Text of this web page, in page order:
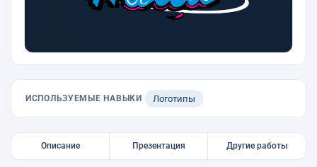
ИСПОЛЬЗУЕМЫЕ НАВЫКИ Логотипы
Описание Презентация Другие работы